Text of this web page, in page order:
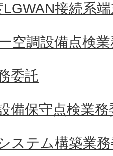
接続系
空調設備点検
委託
備保守点検業務
ステム構築業